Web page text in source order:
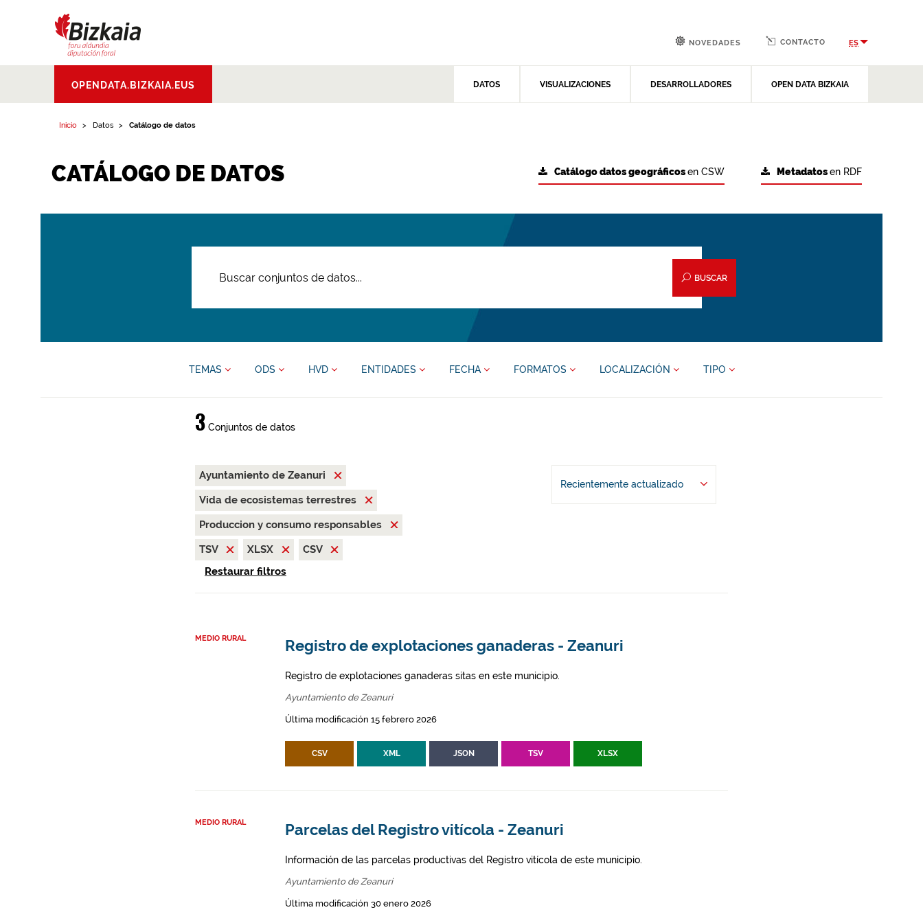
Aldundia.Diputacion
Foral de Bizkaia
OPENDATA.BIZKAIA.EUS DATOS VISUALIZACIONES DESARROLLADORES OPEN DATA BIZKAIA
NOVEDADES CONTACTO ES
Inicio Datos Catálogo de datos
CATÁLOGO DE DATOS Metadatosen RDF
Catálogo datos geográficosen CSW
BUSCAR
TEMAS ODS HVD ENTIDADES FECHA FORMATOS LOCALIZACIÓN TIPO
3Conjuntos de datos
Ayuntamiento de Zeanuri
Vida de ecosistemas terrestres
Produccion y consumo responsables
TSV
XLSX
CSV
Restaurar filtros
Recientemente actualizado
MEDIO RURAL Registro de explotaciones ganaderas - Zeanuri
Registro de explotaciones ganaderas sitas en este municipio.
Ayuntamiento de Zeanuri
Última modificación 15 febrero 2026
CSV XML JSON TSV XLSX
MEDIO RURAL Parcelas del Registro vitícola - Zeanuri
Información de las parcelas productivas del Registro vitícola de este municipio.
Ayuntamiento de Zeanuri
Última modificación 30 enero 2026